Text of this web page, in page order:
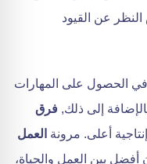
عن القيود
الحصول على المهارات
إلى ذلك, فرق
أعلى. مرونة العمل
بين العمل والحياة،